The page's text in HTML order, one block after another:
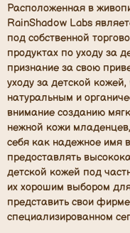
Расположенная в
RainShadow Labs
под собственной
продуктах по уходу за
признание за свою
уходу за детской
натуральным и
внимание созданию
нежной кожи
себя как надежное имя
предоставлять
детской кожей под
их хорошим выбором
представить свои
специализированном